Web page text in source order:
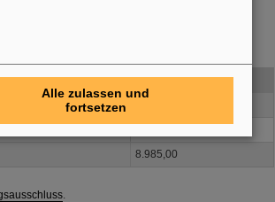
Höhe der Mittel in EUR
8.985,00
.
Alle zulassen und
fortsetzen